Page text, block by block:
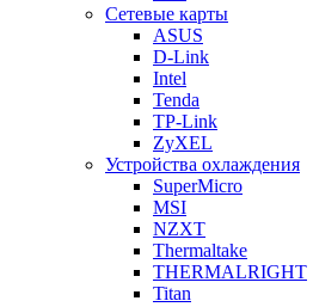
Сетевые карты
ASUS
D-Link
Intel
Tenda
TP-Link
ZyXEL
Устройства охлаждения
SuperMicro
MSI
NZXT
Thermaltake
THERMALRIGHT
Titan